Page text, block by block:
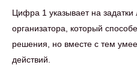
Цифра 1 указывает на задатки
организатора, который
решения, но вместе с тем
действий.